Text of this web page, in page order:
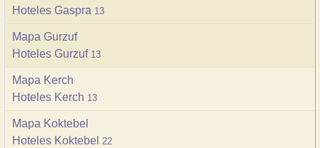
Hoteles Gaspra 13
Mapa Gurzuf
Hoteles Gurzuf 13
Mapa Kerch
Hoteles Kerch 13
Mapa Koktebel
Hoteles Koktebel 22